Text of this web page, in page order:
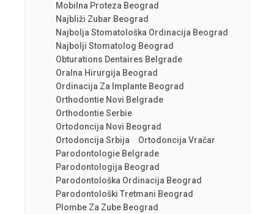
Mobilna Proteza Beograd
Najbliži Zubar Beograd
Najbolja Stomatološka Ordinacija Beograd
Najbolji Stomatolog Beograd
Obturations Dentaires Belgrade
Oralna Hirurgija Beograd
Ordinacija Za Implante Beograd
Orthodontie Novi Belgrade
Orthodontie Serbie
Ortodoncija Novi Beograd
Ortodoncija Srbija
Ortodoncija Vračar
Parodontologie Belgrade
Parodontologija Beograd
Parodontološka Ordinacija Beograd
Parodontološki Tretmani Beograd
Plombe Za Zube Beograd